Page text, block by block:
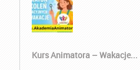
Kurs Animatora – Wakacje...